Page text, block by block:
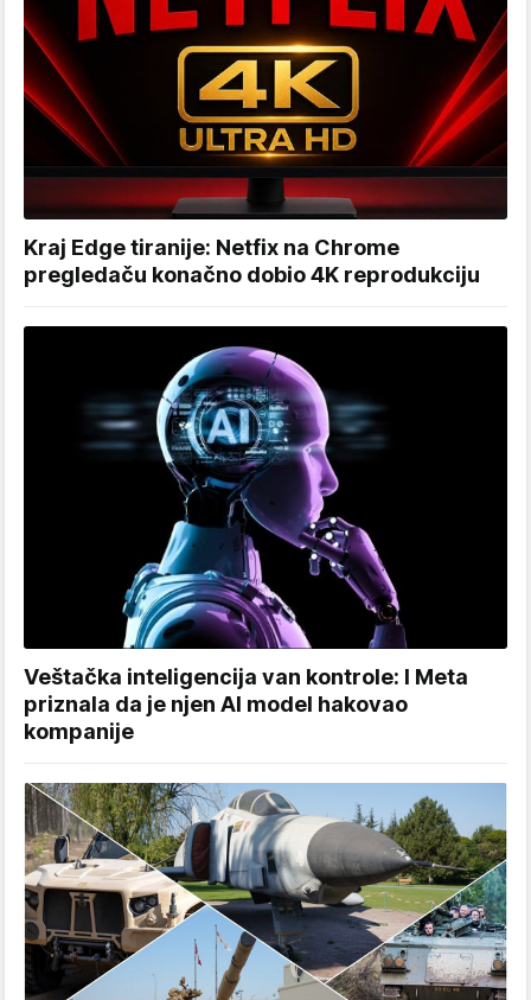
Kraj Edge tiranije: Netfix na Chrome
pregledaču konačno dobio 4K reprodukciju
Veštačka inteligencija van kontrole: I Meta
priznala da je njen AI model hakovao
kompanije